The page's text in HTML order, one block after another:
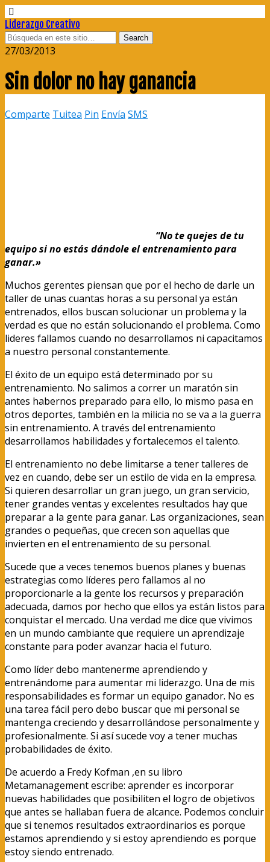
Liderazgo Creativo
27/03/2013
Sin dolor no hay ganancia
Comparte Tuitea Pin Envía SMS
“No te quejes de tu
equipo si no estás dándole el entrenamiento para
ganar.»
Muchos gerentes piensan que por el hecho de darle un
taller de unas cuantas horas a su personal ya están
entrenados, ellos buscan solucionar un problema y la
verdad es que no están solucionando el problema. Como
lideres fallamos cuando no desarrollamos ni capacitamos
a nuestro personal constantemente.
El éxito de un equipo está determinado por su
entrenamiento. No salimos a correr un maratón sin
antes habernos preparado para ello, lo mismo pasa en
otros deportes, también en la milicia no se va a la guerra
sin entrenamiento. A través del entrenamiento
desarrollamos habilidades y fortalecemos el talento.
El entrenamiento no debe limitarse a tener talleres de
vez en cuando, debe ser un estilo de vida en la empresa.
Si quieren desarrollar un gran juego, un gran servicio,
tener grandes ventas y excelentes resultados hay que
preparar a la gente para ganar. Las organizaciones, sean
grandes o pequeñas, que crecen son aquellas que
invierten en el entrenamiento de su personal.
Sucede que a veces tenemos buenos planes y buenas
estrategias como líderes pero fallamos al no
proporcionarle a la gente los recursos y preparación
adecuada, damos por hecho que ellos ya están listos para
conquistar el mercado. Una verdad me dice que vivimos
en un mundo cambiante que requiere un aprendizaje
constante para poder avanzar hacia el futuro.
Como líder debo mantenerme aprendiendo y
entrenándome para aumentar mi liderazgo. Una de mis
responsabilidades es formar un equipo ganador. No es
una tarea fácil pero debo buscar que mi personal se
mantenga creciendo y desarrollándose personalmente y
profesionalmente. Si así sucede voy a tener muchas
probabilidades de éxito.
De acuerdo a Fredy Kofman ,en su libro
Metamanagement escribe: aprender es incorporar
nuevas habilidades que posibiliten el logro de objetivos
que antes se hallaban fuera de alcance. Podemos concluir
que si tenemos resultados extraordinarios es porque
estamos aprendiendo y si estoy aprendiendo es porque
estoy siendo entrenado.